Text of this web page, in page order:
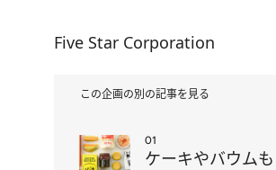
Five Star Corporation
この企画の別の記事を見る
01
ケーキやバウム